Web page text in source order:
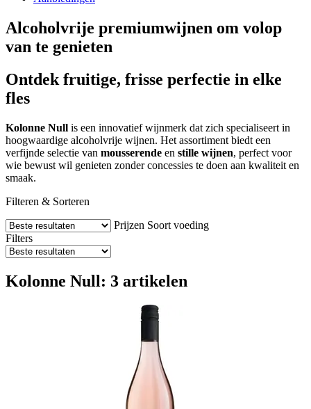
Alcoholvrije premiumwijnen om volop
van te genieten
Ontdek fruitige, frisse perfectie in elke
fles
Kolonne Null is een innovatief wijnmerk dat zich specialiseert in
hoogwaardige alcoholvrije wijnen. Het assortiment biedt een
verfijnde selectie van mousserende en stille wijnen, perfect voor
wie bewust wil genieten zonder concessies te doen aan kwaliteit en
smaak.
Filteren & Sorteren
Prijzen Soort voeding
Filters
Kolonne Null: 3 artikelen